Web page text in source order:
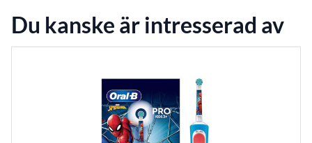
Du kanske är intresserad av